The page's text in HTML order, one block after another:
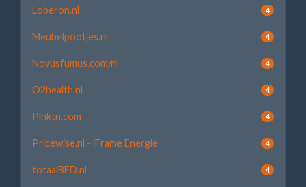
Loberon.nl 4
Meubelpootjes.nl 4
Novusfumus.com/nl 4
O2health.nl 4
Plnktn.com 4
Pricewise.nl - iFrame Energie 4
totaalBED.nl 4